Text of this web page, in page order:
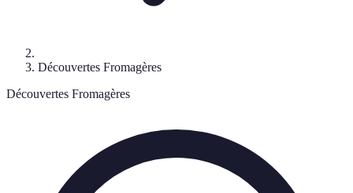
Découvertes Fromagères
Découvertes Fromagères